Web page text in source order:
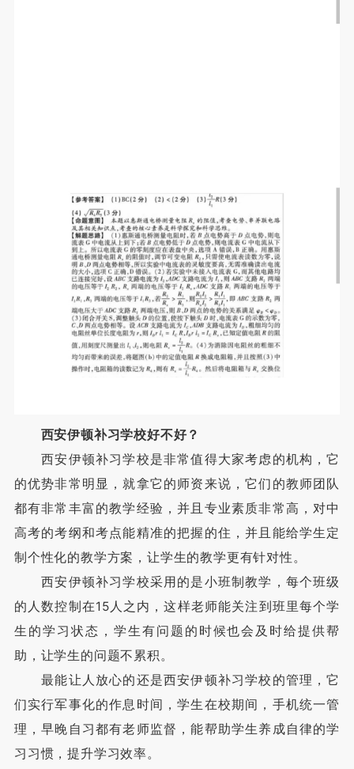
西安伊顿补习学校好不好？
西安伊顿补习学校是非常值得大家考虑的机构，它
的优势非常明显，就拿它的师资来说，它们的教师团队
都有非常丰富的教学经验，并且专业素质非常高，对中
高考的考纲和考点能精准的把握的住，并且能给学生定
制个性化的教学方案，让学生的教学更有针对性。
西安伊顿补习学校采用的是小班制教学，每个班级
的人数控制在15人之内，这样老师能关注到班里每个学
生的学习状态，学生有问题的时候也会及时给提供帮
助，让学生的问题不累积。
最能让人放心的还是西安伊顿补习学校的管理，它
们实行军事化的作息时间，学生在校期间，手机统一管
理，早晚自习都有老师监督，能帮助学生养成自律的学
习习惯，提升学习效率。